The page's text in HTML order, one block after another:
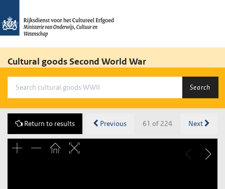
Cultural goods Second World War
Search
Return to results Previous 61 of 224 Next